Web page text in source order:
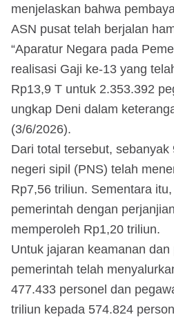
menjelaskan bahwa
ASN pusat telah berjalan
“Aparatur Negara pada
realisasi Gaji ke-13 yang
Rp13,9 T untuk 2.353.392
ungkap Deni dalam
(3/6/2026).
Dari total tersebut, sebanyak
negeri sipil (PNS) telah
Rp7,56 triliun. Sementara
pemerintah dengan
memperoleh Rp1,20 triliun.
Untuk jajaran keamanan dan
pemerintah telah
477.433 personel dan
triliun kepada 574.824